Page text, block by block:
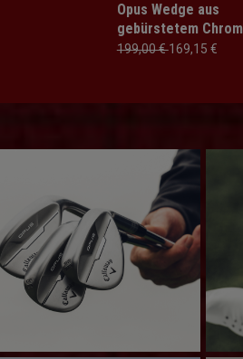
Opus Wedge aus
gebürstetem Chrom
199,00 €169,15 €